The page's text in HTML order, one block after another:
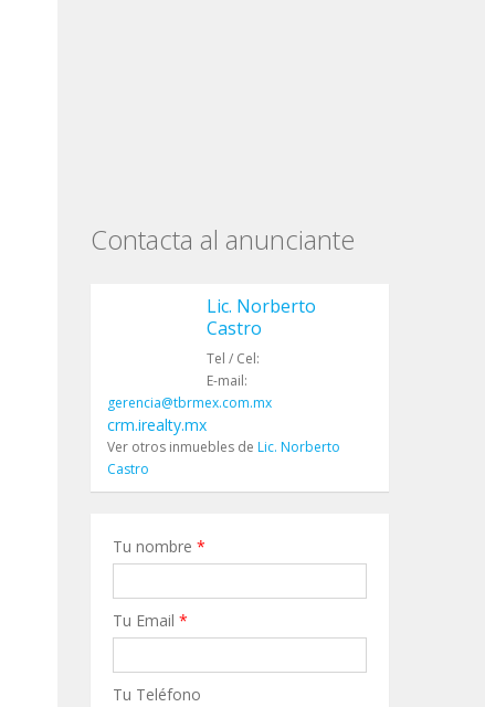
Contacta al anunciante
Lic. Norberto
Castro
Tel / Cel:
E-mail:
gerencia@tbrmex.com.mx
crm.irealty.mx
Ver otros inmuebles de Lic. Norberto
Castro
Tu nombre *
Tu Email *
Tu Teléfono